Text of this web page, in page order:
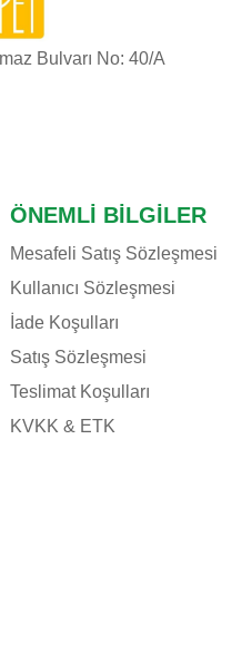
Bulvarı No: 40/A
ÖNEMLI BILGILER
Mesafeli Satış Sözleşmesi
Kullanıcı Sözleşmesi
İade Koşulları
Satış Sözleşmesi
Teslimat Koşulları
KVKK & ETK